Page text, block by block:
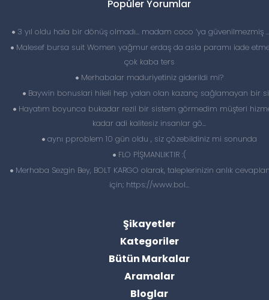
Popüler Yorumlar
3 yıl oldu hala bir dönüş olmadı… madam coco ‘ya güvenilmezmiş
Malesef bursa suit Women yağmur erdaş da asla paramı iade
çok kaba ters
Merhabalar maduriyetiniz giderildi mi?
Baywin bonuslari hileli hep yalan olan kazanç sağlamayan bir
Hayatım boyunca bukadar rezil bir sistem görmedim müşteri
kadar adi kalitesiz insanlar gö...
aynı pproblem 10 gün oldu , siz çözebildiniz mi sonunda
FLO PİŞMANLIKTIR :(
Merhaba Sezgin Bey, BOLT KARGO olarak, taleplerinizin anlık
için; https://www.bol...
Şikayetler
Kategoriler
Bütün Markalar
Aramalar
Bloglar